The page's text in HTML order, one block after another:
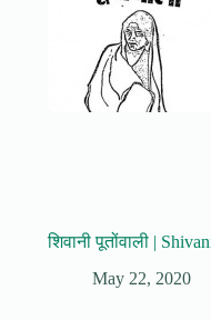
शिवानी पूतोंवाली |
May 22, 2020